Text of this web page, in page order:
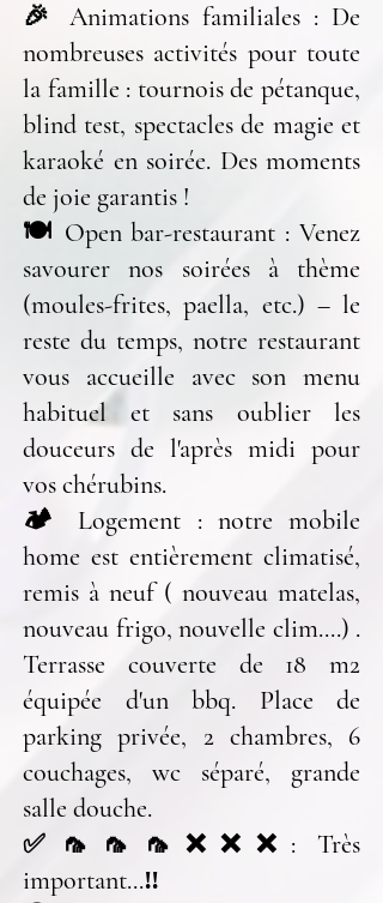
🎉 Animations familiales : De
nombreuses activités pour toute
la famille : tournois de pétanque,
blind test, spectacles de magie et
karaoké en soirée. Des moments
de joie garantis !
🍽 Open bar-restaurant : Venez
savourer nos soirées à thème
(moules-frites, paella, etc.) – le
reste du temps, notre restaurant
vous accueille avec son menu
habituel et sans oublier les
douceurs de l'après midi pour
vos chérubins.
🏕️ Logement : notre mobile
home est entièrement climatisé,
remis à neuf ( nouveau matelas,
nouveau frigo, nouvelle clim....) .
Terrasse couverte de 18 m2
équipée d'un bbq. Place de
parking privée, 2 chambres, 6
couchages, wc séparé, grande
salle douche.
✅🦟🦟🦟❌❌❌: Très
important...‼️